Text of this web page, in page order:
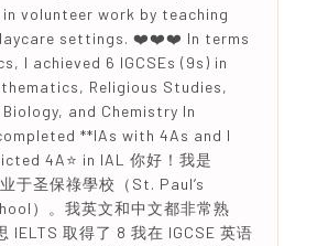
volunteer work by teaching
settings. ❤️❤️❤️ In terms
I achieved 6 IGCSEs (9s) in
Religious Studies,
and Chemistry In
**IAs with 4As and I
4A⭐️ in IAL 你好！我是
于圣保祿學校（St. Paul’s
）。我英文和中文都非常熟
IELTS 取得了 8 我在 IGCSE 英语